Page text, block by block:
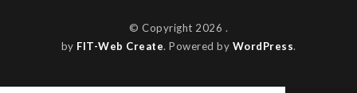
© Copyright 2026 .
by FIT-Web Create. Powered by WordPress.